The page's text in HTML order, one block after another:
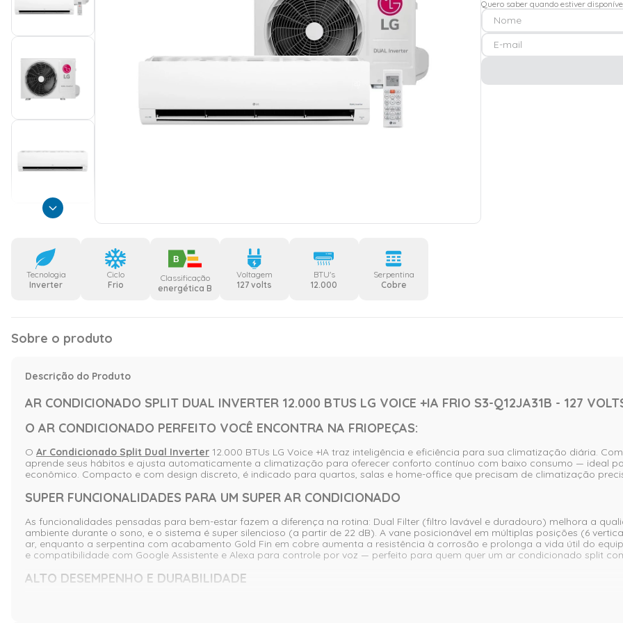
Tecnologia
Inverter
Ciclo
Frio
B
Classificação
energética B
Voltagem
127 volts
BTU's
12.000
Serpentina
Cobre
Quero saber quando estiver
Sobre o produto
Descrição do Produto
AR CONDICIONADO SPLIT DUAL INVERTER 12.000 BTUS LG VOICE +IA FRIO S3-Q12JA31B - 127
O AR CONDICIONADO PERFEITO VOCÊ ENCONTRA NA FRIOPEÇAS:
O Ar Condicionado Split Dual Inverter 12.000 BTUs LG Voice +IA traz inteligência e eficiência para sua climatização diária.
aprende seus hábitos e ajusta automaticamente a climatização para oferecer conforto contínuo com baixo consumo — ideal
econômico. Compacto e com design discreto, é indicado para quartos, salas e home-office que precisam de climatização
SUPER FUNCIONALIDADES PARA UM SUPER AR CONDICIONADO
As funcionalidades pensadas para bem-estar fazem a diferença na rotina: Dual Filter (filtro lavável e duradouro) melhora a
ambiente durante o sono, e o sistema é super silencioso (a partir de 22 dB). A vane posicionável em múltiplas posições (6
ar, enquanto a serpentina com acabamento Gold Fin em cobre aumenta a resistência à corrosão e prolonga a vida útil do
e compatibilidade com Google Assistente e Alexa para controle por voz — perfeito para quem quer um ar condicionado split
ALTO DESEMPENHO E DURABILIDADE
Em desempenho, o LG Dual Inverter se destaca: oferece refrigeração até 40% mais rápida e, graças à tecnologia de duplo